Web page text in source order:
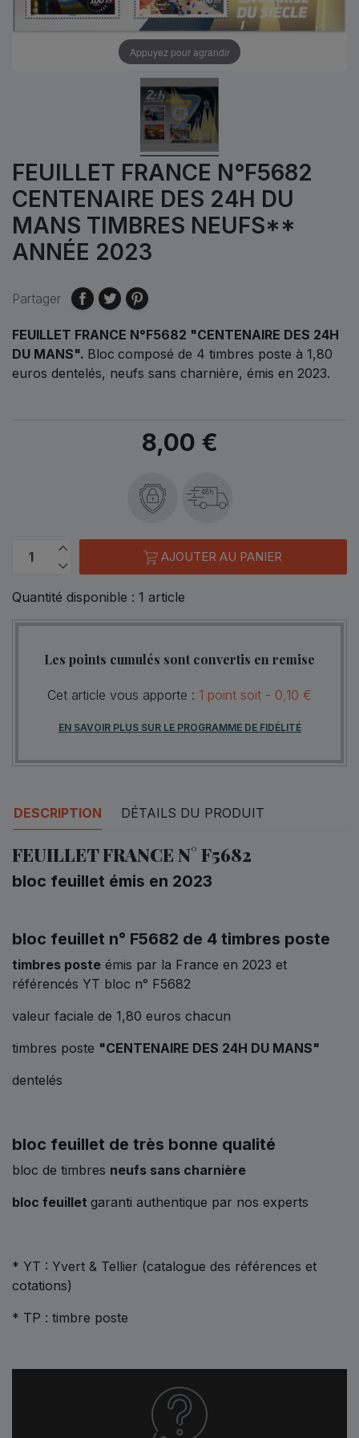
Appuyez pour agrandir
FEUILLET FRANCE N°F5682
CENTENAIRE DES 24H DU
MANS TIMBRES NEUFS**
ANNÉE 2023
Partager
FEUILLET FRANCE N°F5682 "CENTENAIRE DES 24H
DU MANS". Bloc composé de 4 timbres poste à 1,80
euros dentelés, neufs sans charnière, émis en 2023.
8,00 €
48h
AJOUTER AU PANIER
Quantité disponible : 1 article
Les points cumulés sont convertis en remise
Cet article vous apporte : 1 point soit - 0,10 €
EN SAVOIR PLUS SUR LE PROGRAMME DE FIDÉLITÉ
DESCRIPTION DÉTAILS DU PRODUIT
FEUILLET FRANCE N° F5682
bloc feuillet émis en 2023
bloc feuillet n° F5682 de 4 timbres poste
timbres poste émis par la France en 2023 et
référencés YT bloc n° F5682
valeur faciale de 1,80 euros chacun
timbres poste "CENTENAIRE DES 24H DU MANS"
dentelés
bloc feuillet de très bonne qualité
bloc de timbres neufs sans charnière
bloc feuillet garanti authentique par nos experts
* YT : Yvert & Tellier (catalogue des références et
cotations)
* TP : timbre poste